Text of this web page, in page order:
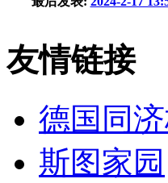
友情链接
德国同
斯图家园